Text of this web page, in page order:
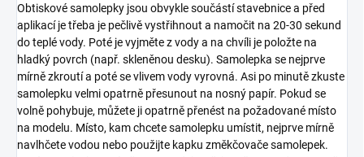
Obtiskové samolepky jsou obvykle součástí stavebnice a před
aplikací je třeba je pečlivě vystřihnout a namočit na 20-30 sekund
do teplé vody. Poté je vyjměte z vody a na chvíli je položte na
hladký povrch (např. skleněnou desku). Samolepka se nejprve
mírně zkroutí a poté se vlivem vody vyrovná. Asi po minutě zkuste
samolepku velmi opatrně přesunout na nosný papír. Pokud se
volně pohybuje, můžete ji opatrně přenést na požadované místo
na modelu. Místo, kam chcete samolepku umístit, nejprve mírně
navlhčete vodou nebo použijte kapku změkčovače samolepek.